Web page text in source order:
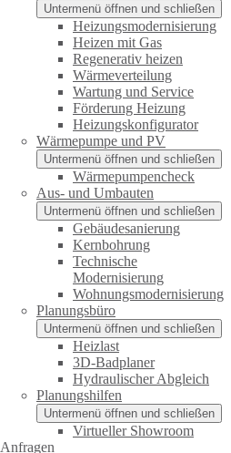
Untermenü öffnen und schließen
Heizungsmodernisierung
Heizen mit Gas
Regenerativ heizen
Wärmeverteilung
Wartung und Service
Förderung Heizung
Heizungskonfigurator
Wärmepumpe und PV
Untermenü öffnen und schließen
Wärmepumpencheck
Aus- und Umbauten
Untermenü öffnen und schließen
Gebäudesanierung
Kernbohrung
Technische
Modernisierung
Wohnungsmodernisierung
Planungsbüro
Untermenü öffnen und schließen
Heizlast
3D-Badplaner
Hydraulischer Abgleich
Planungshilfen
Untermenü öffnen und schließen
Virtueller Showroom
Anfragen